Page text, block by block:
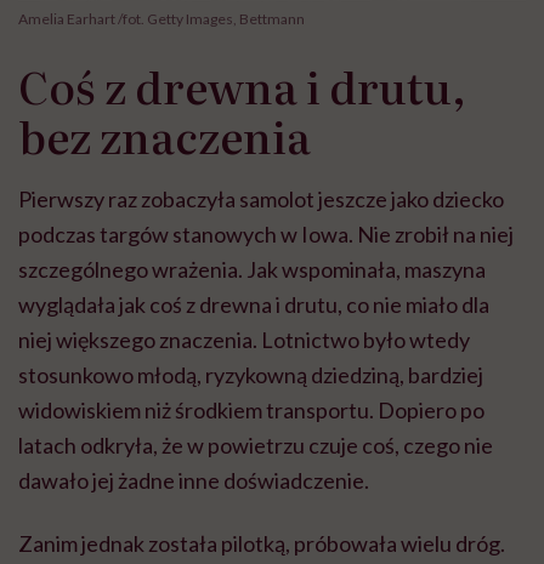
Amelia Earhart /fot. Getty Images, Bettmann
Coś z drewna i drutu,
bez znaczenia
Pierwszy raz zobaczyła samolot jeszcze jako dziecko
podczas targów stanowych w Iowa. Nie zrobił na niej
szczególnego wrażenia. Jak wspominała, maszyna
wyglądała jak coś z drewna i drutu, co nie miało dla
niej większego znaczenia. Lotnictwo było wtedy
stosunkowo młodą, ryzykowną dziedziną, bardziej
widowiskiem niż środkiem transportu. Dopiero po
latach odkryła, że w powietrzu czuje coś, czego nie
dawało jej żadne inne doświadczenie.
Zanim jednak została pilotką, próbowała wielu dróg.